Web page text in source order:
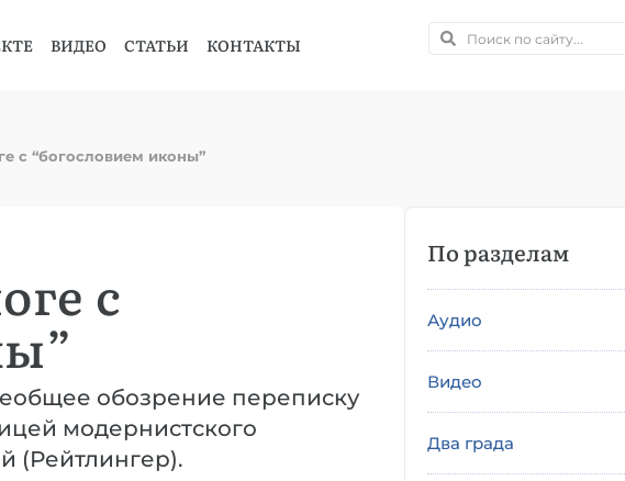
ВИДЕО СТАТЬИ КОНТАКТЫ
с “богословием иконы”
с
обозрение переписку
модернистского
(Рейтлингер).
По разделам
Аудио
Видео
Два града